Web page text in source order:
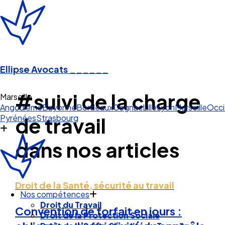
Ellipse Avocats
Marseille
AngoulêmeBayonneBordeauxCognacLilleLyonMarseille
PyrénéesStrasbourg
Nos compétences
Droit du Travail
Droit de la Protection Sociale
#suivi de la charge
de travail
dans nos articles
Droit de la Santé, sécurité au travail
Convention de forfait en jours :